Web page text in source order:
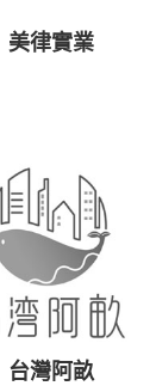
美律實業
台灣阿畝